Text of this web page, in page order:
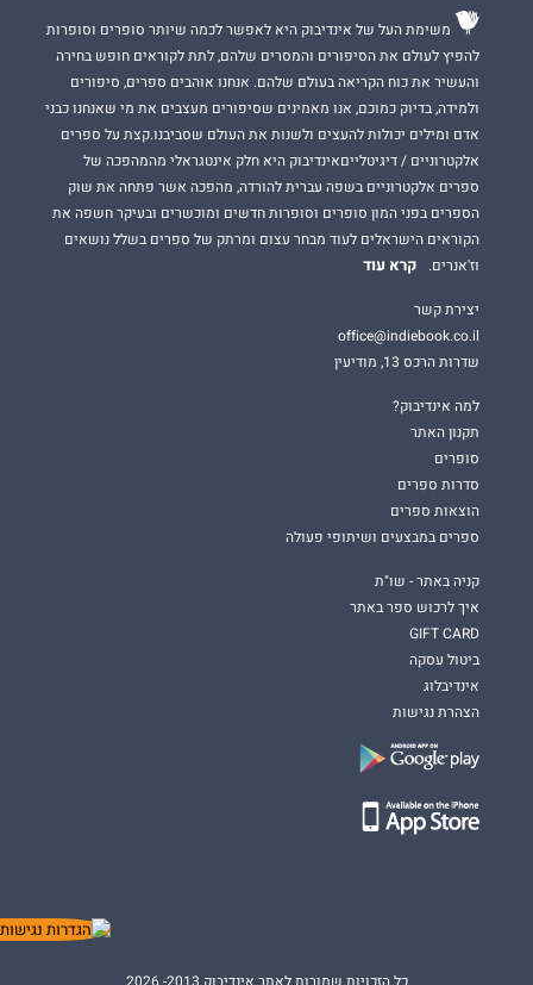
משימת העל של אינדיבוק היא לאפשר לכמה שיותר סופרים וסופרות
להפיץ לעולם את הסיפורים והמסרים שלהם, לתת לקוראים חופש בחירה
והעשיר את כוח הקריאה בעולם שלהם. אנחנו אוהבים ספרים, סיפורים
ולמידה, בדיוק כמוכם, אנו מאמינים שסיפורים מעצבים את מי שאנחנו כבני
אדם ומילים יכולות להעצים ולשנות את העולם שסביבנו.קצת על ספרים
אלקטרוניים / דיגיטלייםאינדיבוק היא חלק אינטגראלי מהמהפכה של
ספרים אלקטרוניים בשפה עברית להורדה, מהפכה אשר פתחה את שוק
הספרים בפני המון סופרים וסופרות חדשים ומוכשרים ובעיקר חשפה את
הקוראים הישראלים לעוד מבחר עצום ומרתק של ספרים בשלל נושאים
וז'אנרים.
קרא עוד
יצירת קשר
office@indiebook.co.il
שדרות הרכס 13, מודיעין
למה אינדיבוק?
תקנון האתר
סופרים
סדרות ספרים
הוצאות ספרים
ספרים במבצעים ושיתופי פעולה
קניה באתר - שו"ת
איך לרכוש ספר באתר
GIFT CARD
ביטול עסקה
אינדיבלוג
הצהרת נגישות